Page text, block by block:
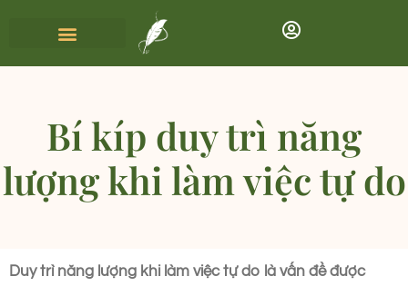
Bí kíp duy trì năng
lượng khi làm việc tự do
Duy trì năng lượng khi làm việc tự do là vấn đề được